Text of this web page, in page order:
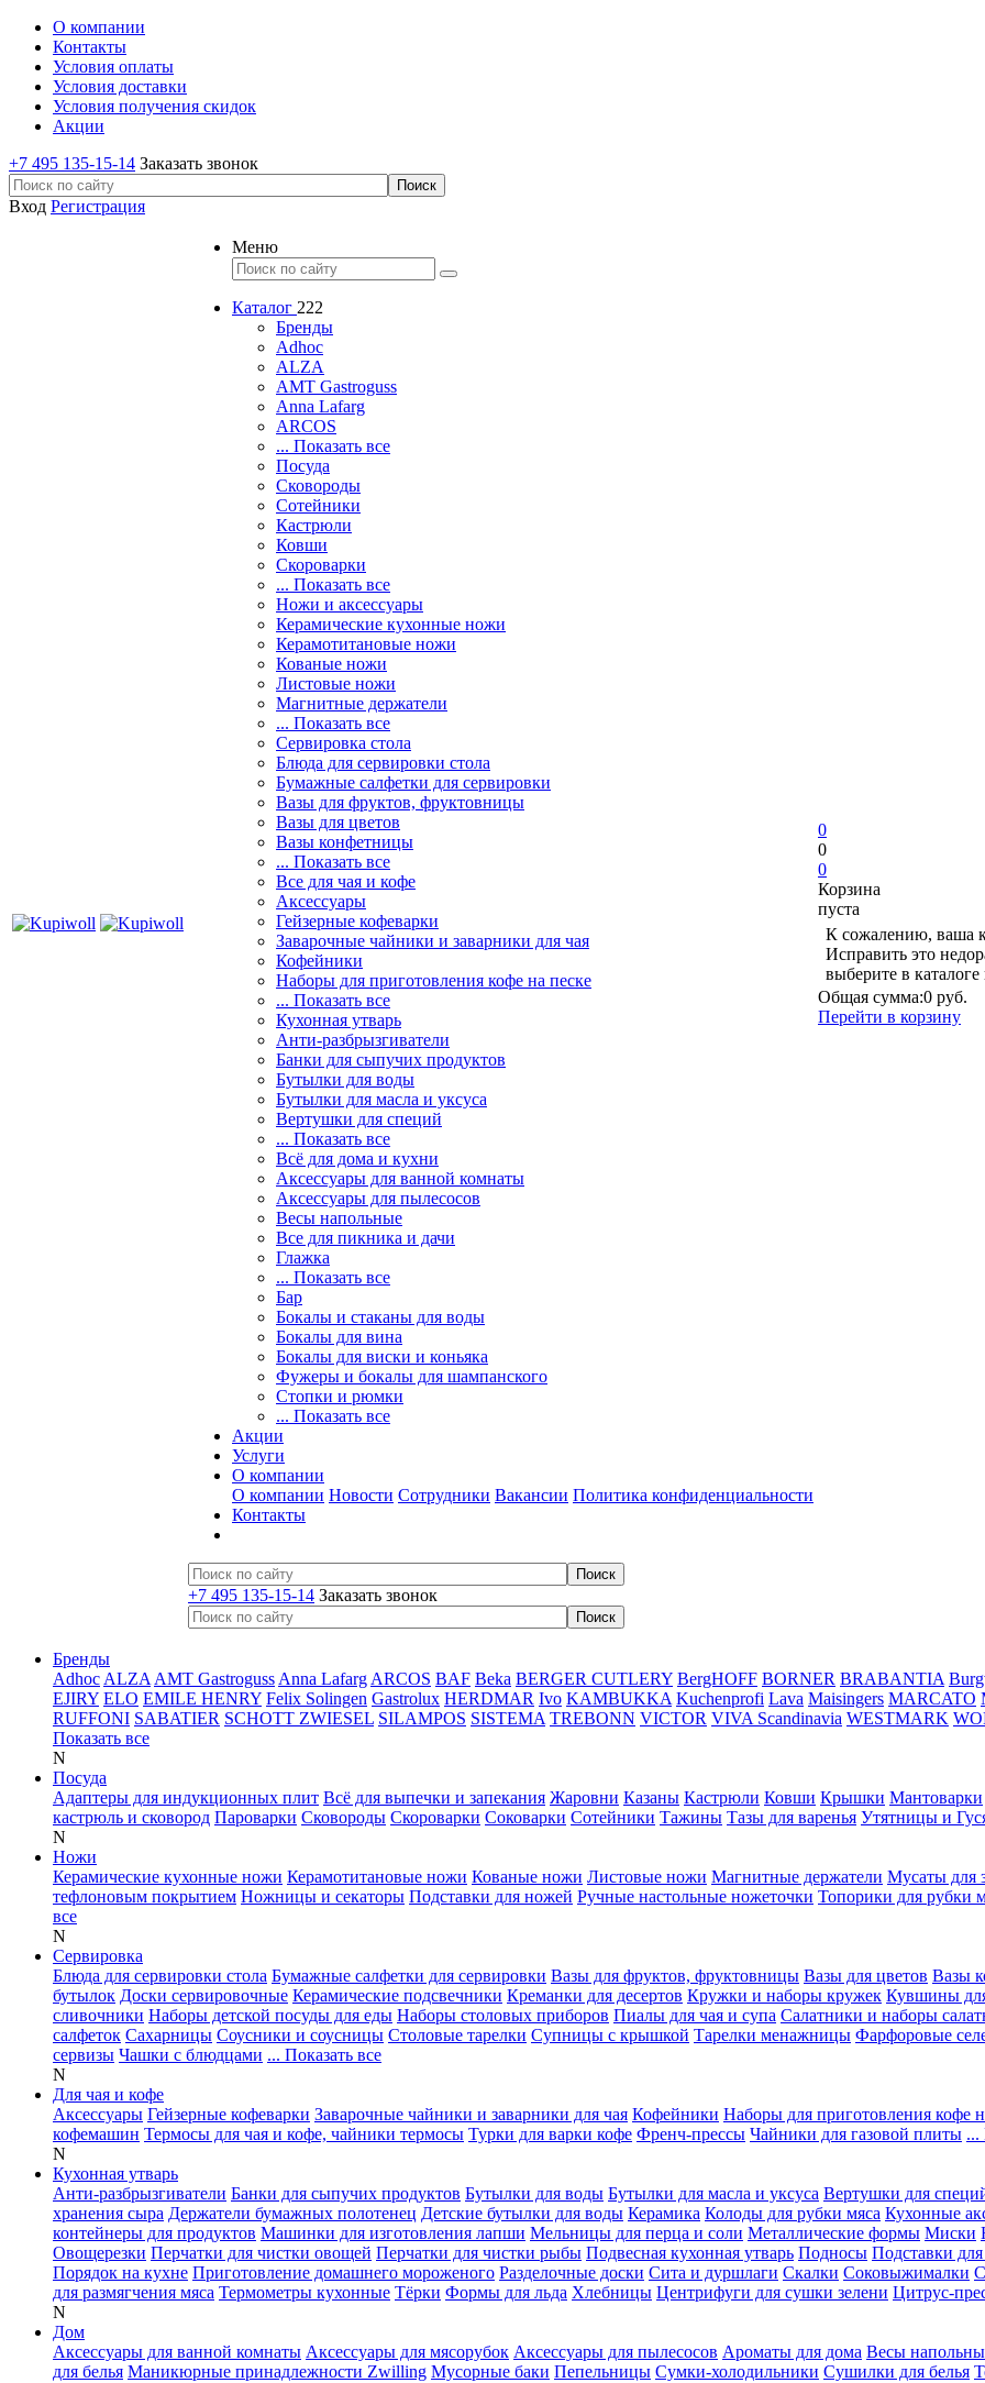
О компании
Контакты
Условия оплаты
Условия доставки
Условия получения скидок
Акции
+7 495 135-15-14 Заказать звонок
Вход Регистрация
Меню
Каталог 222
Бренды
Adhoc
ALZA
AMT Gastroguss
Anna Lafarg
ARCOS
... Показать все
Посуда
Сковороды
Сотейники
Кастрюли
Ковши
Скороварки
... Показать все
Ножи и аксессуары
Керамические кухонные ножи
Керамотитановые ножи
Кованые ножи
Листовые ножи
Магнитные держатели
... Показать все
Сервировка стола
Блюда для сервировки стола
Бумажные салфетки для сервировки
Вазы для фруктов, фруктовницы
Вазы для цветов
Вазы конфетницы
... Показать все
Все для чая и кофе
Аксессуары
Гейзерные кофеварки
Заварочные чайники и заварники для чая
Кофейники
Наборы для приготовления кофе на песке
... Показать все
Кухонная утварь
Анти-разбрызгиватели
Банки для сыпучих продуктов
Бутылки для воды
Бутылки для масла и уксуса
Вертушки для специй
... Показать все
Всё для дома и кухни
Аксессуары для ванной комнаты
Аксессуары для пылесосов
Весы напольные
Все для пикника и дачи
Глажка
... Показать все
Бар
Бокалы и стаканы для воды
Бокалы для вина
Бокалы для виски и коньяка
Фужеры и бокалы для шампанского
Стопки и рюмки
... Показать все
Акции
Услуги
О компании
О компании Новости Сотрудники Вакансии Политика конфиденциальности
Контакты
+7 495 135-15-14 Заказать звонок
0
0
0
Корзина
пуста
К сожалению, ваша
Исправить это
выберите в
Общая сумма:0 руб.
Перейти в корзину
Бренды
Adhoc ALZA AMT Gastroguss Anna Lafarg ARCOS BAF Beka BERGER CUTLERY BergHOFF BORNER BRABANTIA
EJIRY ELO EMILE HENRY Felix Solingen Gastrolux HERDMAR Ivo KAMBUKKA Kuchenprofi Lava Maisingers MARCATO
RUFFONI SABATIER SCHOTT ZWIESEL SILAMPOS SISTEMA TREBONN VICTOR VIVA Scandinavia WESTMARK
Показать все
N
Посуда
Адаптеры для индукционных плит Всё для выпечки и запекания Жаровни Казаны Кастрюли Ковши Крышки Мантоварки
кастрюль и сковород Пароварки Сковороды Скороварки Соковарки Сотейники Тажины Тазы для варенья Утятницы и
N
Ножи
Керамические кухонные ножи Керамотитановые ножи Кованые ножи Листовые ножи Магнитные держатели Мусаты для
тефлоновым покрытием Ножницы и секаторы Подставки для ножей Ручные настольные ножеточки Топорики для рубки
все
N
Сервировка
Блюда для сервировки стола Бумажные салфетки для сервировки Вазы для фруктов, фруктовницы Вазы для цветов Вазы
бутылок Доски сервировочные Керамические подсвечники Креманки для десертов Кружки и наборы кружек Кувшины
сливочники Наборы детской посуды для еды Наборы столовых приборов Пиалы для чая и супа Салатники и наборы
салфеток Сахарницы Соусники и соусницы Столовые тарелки Супницы с крышкой Тарелки менажницы Фарфоровые
сервизы Чашки с блюдцами ... Показать все
N
Для чая и кофе
Аксессуары Гейзерные кофеварки Заварочные чайники и заварники для чая Кофейники Наборы для приготовления кофе
кофемашин Термосы для чая и кофе, чайники термосы Турки для варки кофе Френч-прессы Чайники для газовой плиты ...
N
Кухонная утварь
Анти-разбрызгиватели Банки для сыпучих продуктов Бутылки для воды Бутылки для масла и уксуса Вертушки для
хранения сыра Держатели бумажных полотенец Детские бутылки для воды Керамика Колоды для рубки мяса Кухонные
контейнеры для продуктов Машинки для изготовления лапши Мельницы для перца и соли Металлические формы Миски
Овощерезки Перчатки для чистки овощей Перчатки для чистки рыбы Подвесная кухонная утварь Подносы Подставки
Порядок на кухне Приготовление домашнего мороженого Разделочные доски Сита и дуршлаги Скалки Соковыжималки
для размягчения мяса Термометры кухонные Тёрки Формы для льда Хлебницы Центрифуги для сушки зелени Цитрус-
N
Дом
Аксессуары для ванной комнаты Аксессуары для мясорубок Аксессуары для пылесосов Ароматы для дома Весы
для белья Маникюрные принадлежности Zwilling Мусорные баки Пепельницы Сумки-холодильники Сушилки для белья